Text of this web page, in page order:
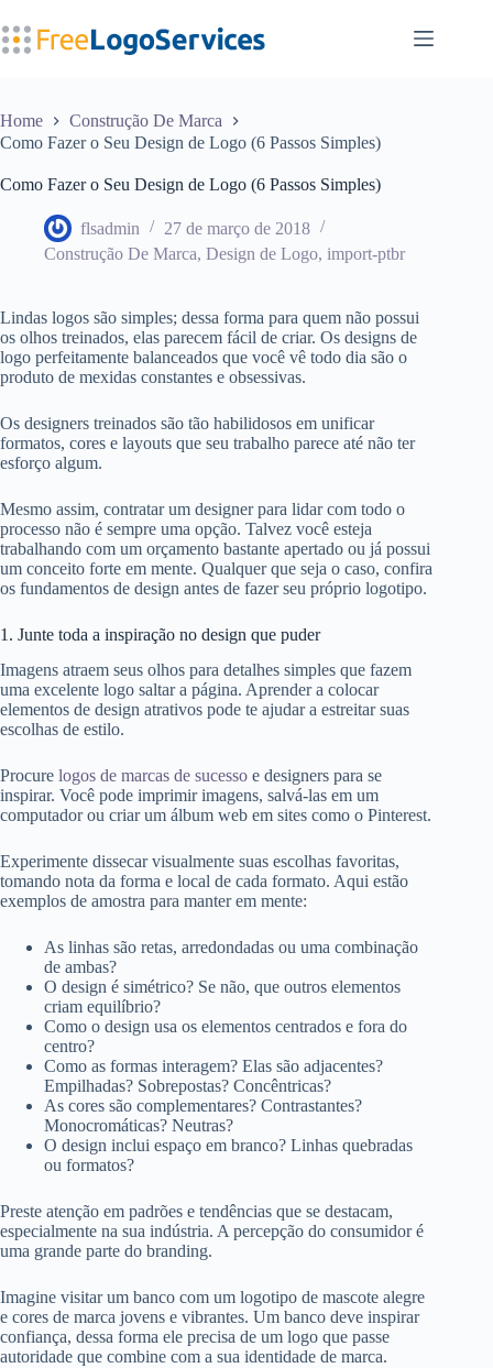
para
o
Home
Construção De Marca
Como Fazer o Seu Design de Logo (6 Passos Simples)
Como Fazer o Seu Design de Logo (6 Passos Simples)
flsadmin
27 de março de 2018
Construção De Marca, Design de Logo, import-ptbr
Lindas logos são simples; dessa forma para quem não possui
os olhos treinados, elas parecem fácil de criar. Os designs de
logo perfeitamente balanceados que você vê todo dia são o
produto de mexidas constantes e obsessivas.
Os designers treinados são tão habilidosos em unificar
formatos, cores e layouts que seu trabalho parece até não ter
esforço algum.
Mesmo assim, contratar um designer para lidar com todo o
processo não é sempre uma opção. Talvez você esteja
trabalhando com um orçamento bastante apertado ou já possui
um conceito forte em mente. Qualquer que seja o caso, confira
os fundamentos de design antes de fazer seu próprio logotipo.
1. Junte toda a inspiração no design que puder
Imagens atraem seus olhos para detalhes simples que fazem
uma excelente logo saltar a página. Aprender a colocar
elementos de design atrativos pode te ajudar a estreitar suas
escolhas de estilo.
Procure logos de marcas de sucesso e designers para se
inspirar. Você pode imprimir imagens, salvá-las em um
computador ou criar um álbum web em sites como o Pinterest.
Experimente dissecar visualmente suas escolhas favoritas,
tomando nota da forma e local de cada formato. Aqui estão
exemplos de amostra para manter em mente:
As linhas são retas, arredondadas ou uma combinação
de ambas?
O design é simétrico? Se não, que outros elementos
criam equilíbrio?
Como o design usa os elementos centrados e fora do
centro?
Como as formas interagem? Elas são adjacentes?
Empilhadas? Sobrepostas? Concêntricas?
As cores são complementares? Contrastantes?
Monocromáticas? Neutras?
O design inclui espaço em branco? Linhas quebradas
ou formatos?
Preste atenção em padrões e tendências que se destacam,
especialmente na sua indústria. A percepção do consumidor é
uma grande parte do branding.
Imagine visitar um banco com um logotipo de mascote alegre
e cores de marca jovens e vibrantes. Um banco deve inspirar
confiança, dessa forma ele precisa de um logo que passe
autoridade que combine com a sua identidade de marca.